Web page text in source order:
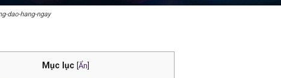
dao-hang-ngay
Mục lục Ẩn